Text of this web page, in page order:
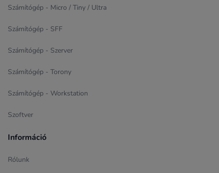
Számítógép - Micro / Tiny / Ultra
Számítógép - SFF
Számítógép - Szerver
Számítógép - Torony
Számítógép - Workstation
Szoftver
Információ
Rólunk